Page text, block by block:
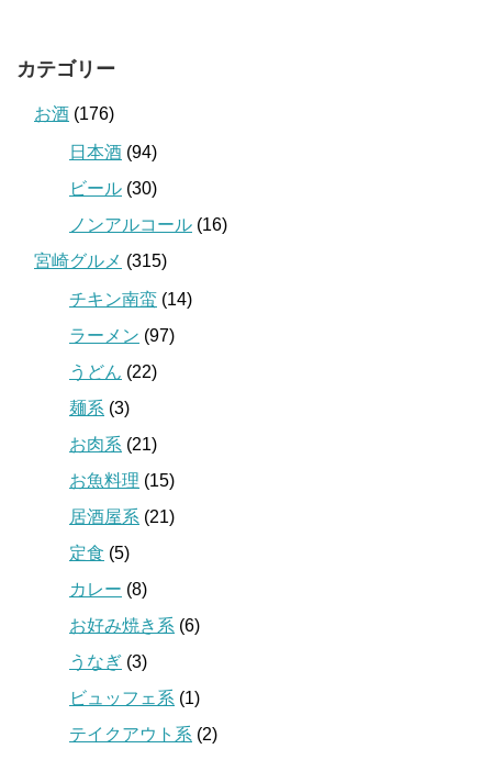
カテゴリー
お酒 (176)
日本酒 (94)
ビール (30)
ノンアルコール (16)
宮崎グルメ (315)
チキン南蛮 (14)
ラーメン (97)
うどん (22)
麺系 (3)
お肉系 (21)
お魚料理 (15)
居酒屋系 (21)
定食 (5)
カレー (8)
お好み焼き系 (6)
うなぎ (3)
ビュッフェ系 (1)
テイクアウト系 (2)